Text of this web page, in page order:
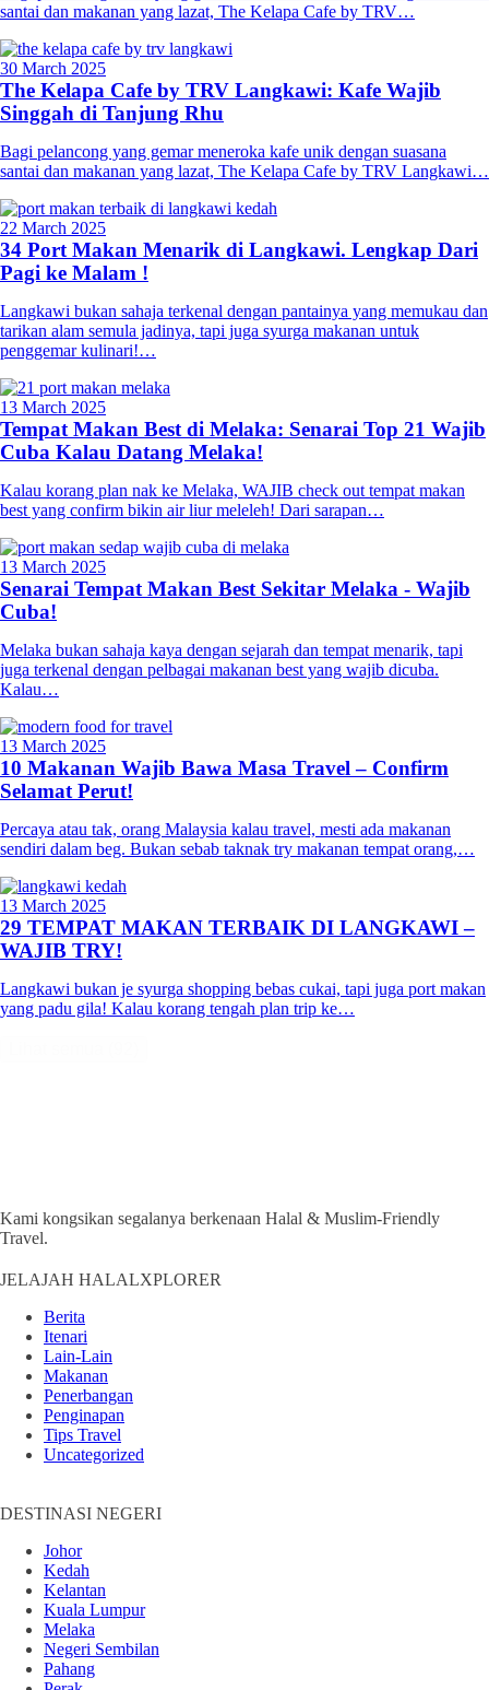
santai dan makanan yang lazat, The Kelapa Cafe by TRV…
30 March 2025
The Kelapa Cafe by TRV Langkawi: Kafe Wajib
Singgah di Tanjung Rhu
Bagi pelancong yang gemar meneroka kafe unik dengan suasana
santai dan makanan yang lazat, The Kelapa Cafe by TRV Langkawi…
22 March 2025
34 Port Makan Menarik di Langkawi. Lengkap Dari
Pagi ke Malam !
Langkawi bukan sahaja terkenal dengan pantainya yang memukau dan
tarikan alam semula jadinya, tapi juga syurga makanan untuk
penggemar kulinari!…
13 March 2025
Tempat Makan Best di Melaka: Senarai Top 21 Wajib
Cuba Kalau Datang Melaka!
Kalau korang plan nak ke Melaka, WAJIB check out tempat makan
best yang confirm bikin air liur meleleh! Dari sarapan…
13 March 2025
Senarai Tempat Makan Best Sekitar Melaka - Wajib
Cuba!
Melaka bukan sahaja kaya dengan sejarah dan tempat menarik, tapi
juga terkenal dengan pelbagai makanan best yang wajib dicuba.
Kalau…
13 March 2025
10 Makanan Wajib Bawa Masa Travel – Confirm
Selamat Perut!
Percaya atau tak, orang Malaysia kalau travel, mesti ada makanan
sendiri dalam beg. Bukan sebab taknak try makanan tempat orang,…
13 March 2025
29 TEMPAT MAKAN TERBAIK DI LANGKAWI –
WAJIB TRY!
Langkawi bukan je syurga shopping bebas cukai, tapi juga port makan
yang padu gila! Kalau korang tengah plan trip ke…
Kami kongsikan segalanya berkenaan Halal & Muslim-Friendly
Travel.
JELAJAH HALALXPLORER
Berita
Itenari
Lain-Lain
Makanan
Penerbangan
Penginapan
Tips Travel
Uncategorized
DESTINASI NEGERI
Johor
Kedah
Kelantan
Kuala Lumpur
Melaka
Negeri Sembilan
Pahang